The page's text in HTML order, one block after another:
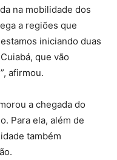
na mobilidade dos
a regiões que
iniciando duas
que vão
afirmou.
a chegada do
Para ela, além de
também